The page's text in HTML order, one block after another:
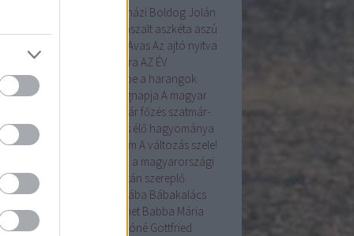
Árpádházi Boldog Jolán
aszalt aszkéta aszú
AvasAz ajtó nyitva
Az Én Újságom az Év madara AZ ÉV
a betakarítás ünnepe a harangok
mennek
a kenyér világnapja A magyar
A szilvalekvár főzés szatmár-
hagyománya
A tojásírás élő hagyománya
A Tudás 6alom A változás szele!
gyökérzettel rendelkeznek a magyarországi
A Világörökség Listán szereplő
helyszínek
bába Bábakalács
Bábtársulat
Babanet Babba Mária
Bakóné Gottfried